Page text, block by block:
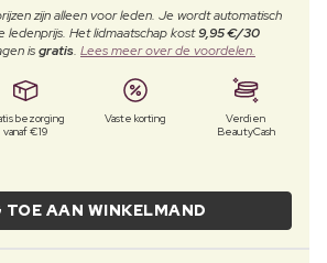
zijn alleen voor leden. Je wordt automatisch
ledenprijs. Het lidmaatschap kost9,95 €/30
isgratis. Lees meer over de voordelen.
bezorging
vanaf €19
Vaste korting
Verdien
BeautyCash
TOE AAN WINKELMAND